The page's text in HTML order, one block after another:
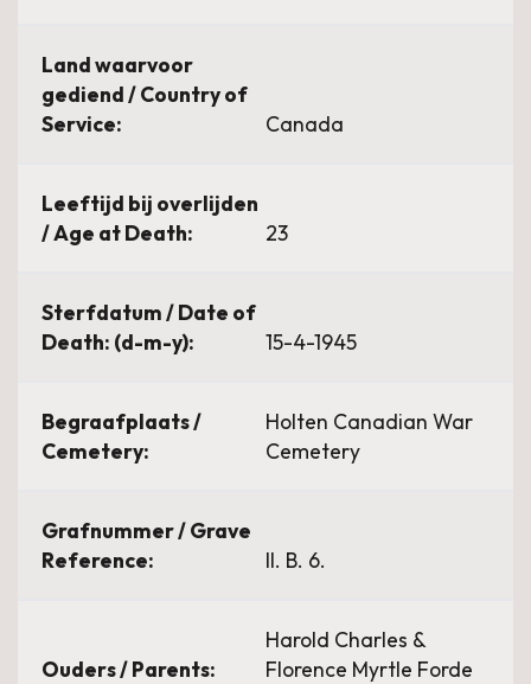
Land waarvoor
gediend / Country of
Service:
Canada
Leeftijd bij overlijden
/ Age at Death:
23
Sterfdatum / Date of
Death: (d-m-y):
15-4-1945
Begraafplaats /
Cemetery:
Holten Canadian War
Cemetery
Grafnummer / Grave
Reference:
II. B. 6.
Ouders / Parents:
Harold Charles &
Florence Myrtle Forde